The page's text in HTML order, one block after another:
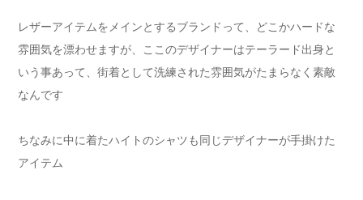
レザーアイテムをメインとするブランドって、どこかハードな
雰囲気を漂わせますが、ここのデザイナーはテーラード出身と
いう事あって、街着として洗練された雰囲気がたまらなく素敵
なんです
ちなみに中に着たハイトのシャツも同じデザイナーが手掛けた
アイテム